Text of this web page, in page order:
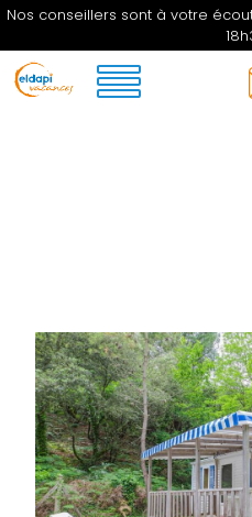
Nos conseillers sont à votre